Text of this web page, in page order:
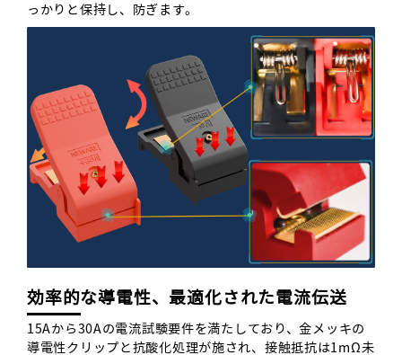
っかりと保持し、防ぎます。
効率的な導電性、最適化された電流伝送
15Aから30Aの電流試験要件を満たしており、金メッキの
導電性クリップと抗酸化処理が施され、接触抵抗は1mΩ未